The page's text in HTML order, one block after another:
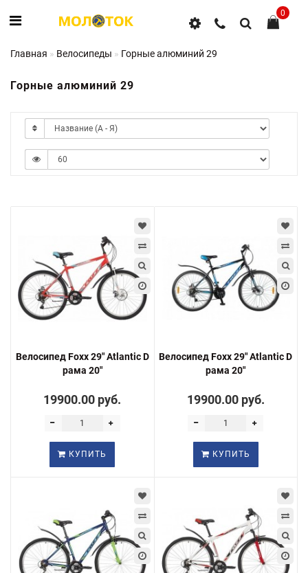
0
Главная Велосипеды Горные алюминий 29
Горные алюминий 29
Велосипед Foxx 29" Atlantic D
рама 20"
19900.00 руб.
КУПИТЬ
Велосипед Foxx 29" Atlantic D
рама 20"
19900.00 руб.
КУПИТЬ